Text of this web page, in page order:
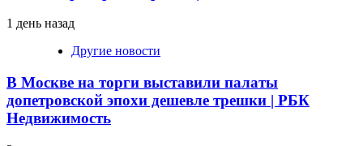
1 день назад
Другие новости
В Москве на торги выставили палаты
допетровской эпохи дешевле трешки | РБК
Недвижимость